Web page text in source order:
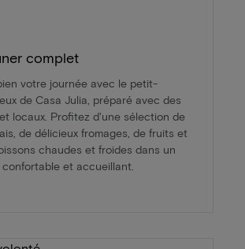
complet
votre journée avec le petit-
de Casa Julia, préparé avec des
locaux. Profitez d'une sélection de
de délicieux fromages, de fruits et
chaudes et froides dans un
et accueillant.